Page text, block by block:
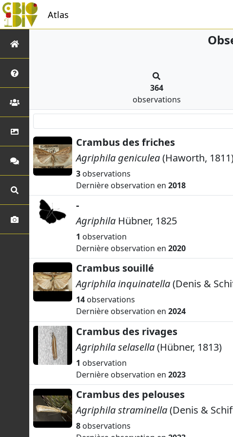
Atlas
364
observations
Crambus des friches
Agriphila geniculea(Haworth,
3 observations
Dernière observation en 2018
-
Agriphila Hübner, 1825
1 observation
Dernière observation en 2020
Crambus souillé
Agriphila inquinatella(Denis &
14 observations
Dernière observation en 2024
Crambus des rivages
Agriphila selasella(Hübner, 1813)
1 observation
Dernière observation en 2023
Crambus des pelouses
Agriphila straminella(Denis &
8 observations